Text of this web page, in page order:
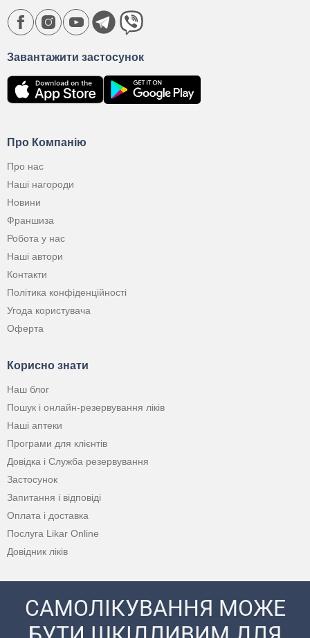
Про Компанію
Про нас
Наші нагороди
Новини
Франшиза
Робота у нас
Наші автори
Контакти
Політика конфіденційності
Угода користувача
Оферта
Корисно знати
Наш блог
Пошук і онлайн-резервування ліків
Наші аптеки
Програми для клієнтів
Довідка і Служба резервування
Застосунок
Запитання і відповіді
Оплата і доставка
Послуга Likar Online
Довідник ліків
Завантажити застосунок
САМОЛІКУВАННЯ МОЖЕ